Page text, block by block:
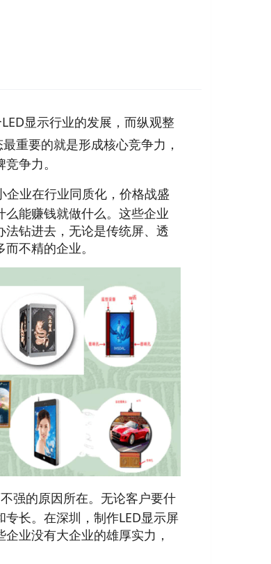
显示行业的发展，而纵观整
重要的就是形成核心竞争力，
争力。
企业在行业同质化，价格战盛
能赚钱就做什么。这些企业
钻进去，无论是传统屏、透
不精的企业。
强的原因所在。无论客户要什
长。在深圳，制作LED显示屏
业没有大企业的雄厚实力，